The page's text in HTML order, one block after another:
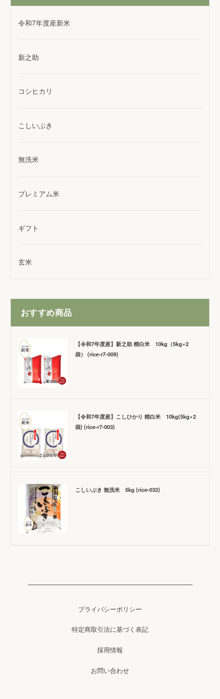
令和7年度産新米
新之助
コシヒカリ
こしいぶき
無洗米
プレミアム米
ギフト
玄米
おすすめ商品
【令和7年度産】新之助 精白米 10kg（5kg×2
袋） (rice-r7-009)
【令和7年度産】こしひかり 精白米 10kg(5kg×2
袋) (rice-r7-003)
こしいぶき 無洗米 5kg (rice-032)
プライバシーポリシー
特定商取引法に基づく表記
採用情報
お問い合わせ